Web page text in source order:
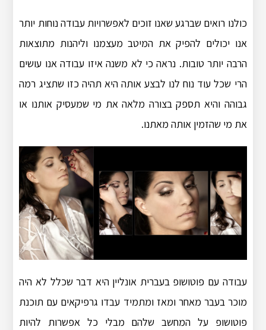
כולנו רואים שברגע שאנו זוכים לאפשרויות עבודה נוחות יותר
אנו יכולים להפיק את המיטב מעצמנו וליהנות מתוצאות
הרבה יותר טובות. נראה כי לא משנה איזו עבודה אנו עושים
הרי שכל עוד נוח לנו לבצע אותה היא תהיה כזו שתציג רמה
גבוהה והיא תספק בצורה מלאה את מי שמעסיק אותנו או
את מי שהזמין אותה מאתנו.
עבודה עם פוטושופ בעברית אונליין היא דבר שכלל לא היה
מוכר בעבר מאחר ומאז ומתמיד עבדו גרפיקאים עם תוכנת
פוטושופ על המחשב שלהם מבלי כל אפשרות להיות